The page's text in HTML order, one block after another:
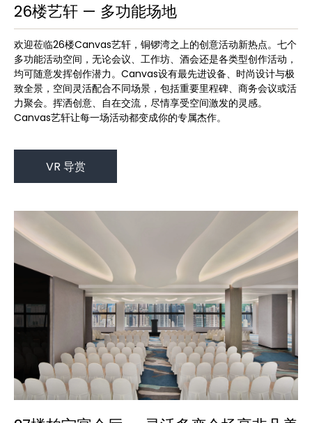
26楼艺轩 — 多功能场地
欢迎莅临26楼Canvas艺轩，铜锣湾之上的创意活动新热点。七个
多功能活动空间，无论会议、工作坊、酒会还是各类型创作活动，
均可随意发挥创作潜力。Canvas设有最先进设备、时尚设计与极
致全景，空间灵活配合不同场景，包括重要里程碑、商务会议或活
力聚会。挥洒创意、自在交流，尽情享受空间激发的灵感。
Canvas艺轩让每一场活动都变成你的专属杰作。
VR 导赏